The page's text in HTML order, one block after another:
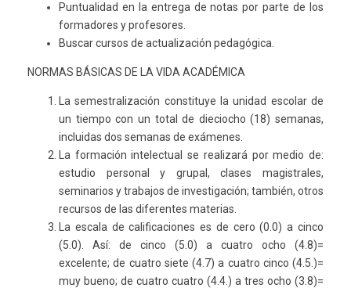
Puntualidad en la entrega de notas por parte de los
formadores y profesores.
Buscar cursos de actualización pedagógica.
NORMAS BÁSICAS DE LA VIDA ACADÉMICA
La semestralización constituye la unidad escolar de
un tiempo con un total de dieciocho (18) semanas,
incluidas dos semanas de exámenes.
La formación intelectual se realizará por medio de:
estudio personal y grupal, clases magistrales,
seminarios y trabajos de investigación; también, otros
recursos de las diferentes materias.
La escala de calificaciones es de cero (0.0) a cinco
(5.0). Así: de cinco (5.0) a cuatro ocho (4.8)=
excelente; de cuatro siete (4.7) a cuatro cinco (4.5.)=
muy bueno; de cuatro cuatro (4.4.) a tres ocho (3.8)=